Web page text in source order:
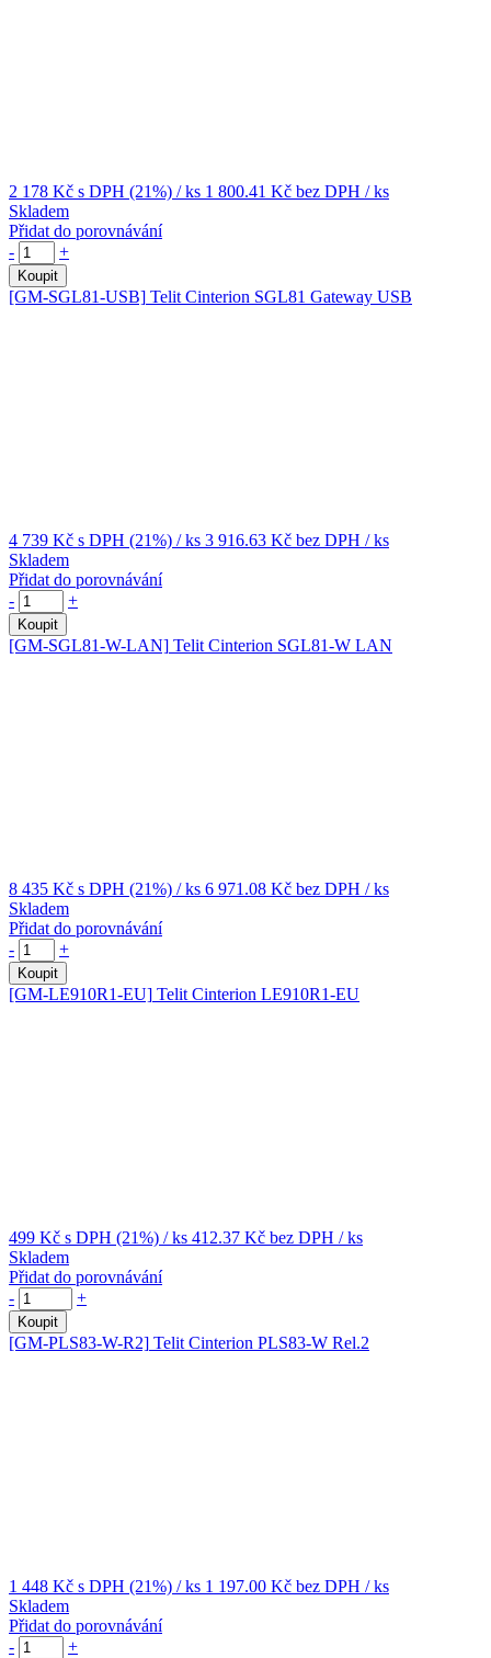
2 178 Kč s DPH (21%) / ks 1 800.41 Kč bez DPH / ks
Skladem
Přidat do porovnávání
-
+
Koupit
[GM-SGL81-USB] Telit Cinterion SGL81 Gateway USB
4 739 Kč s DPH (21%) / ks 3 916.63 Kč bez DPH / ks
Skladem
Přidat do porovnávání
-
+
Koupit
[GM-SGL81-W-LAN] Telit Cinterion SGL81-W LAN
8 435 Kč s DPH (21%) / ks 6 971.08 Kč bez DPH / ks
Skladem
Přidat do porovnávání
-
+
Koupit
[GM-LE910R1-EU] Telit Cinterion LE910R1-EU
499 Kč s DPH (21%) / ks 412.37 Kč bez DPH / ks
Skladem
Přidat do porovnávání
-
+
Koupit
[GM-PLS83-W-R2] Telit Cinterion PLS83-W Rel.2
1 448 Kč s DPH (21%) / ks 1 197.00 Kč bez DPH / ks
Skladem
Přidat do porovnávání
-
+